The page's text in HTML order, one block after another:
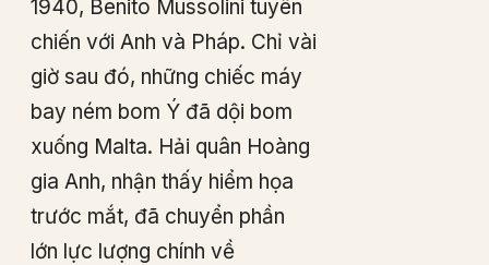
1940, Benito Mussolini tuyên
chiến với Anh và Pháp. Chỉ vài
giờ sau đó, những chiếc máy
bay ném bom Ý đã dội bom
xuống Malta. Hải quân Hoàng
gia Anh, nhận thấy hiểm họa
trước mắt, đã chuyển phần
lớn lực lượng chính về